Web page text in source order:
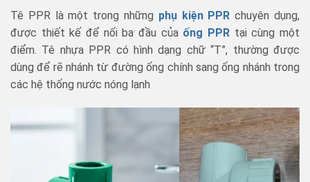
Tê PPR là một trong những phụ kiện PPR chuyên dụng,
được thiết kế để nối ba đầu của ống PPR tại cùng một
điểm. Tê nhựa PPR có hình dạng chữ “T”, thường được
dùng để rẽ nhánh từ đường ống chính sang ống nhánh trong
các hệ thống nước nóng lạnh